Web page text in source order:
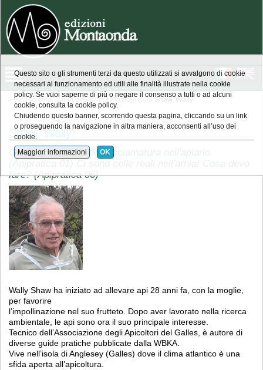
» Elenco degli autori di Edizioni Montaonda » Shaw, Wally
Shaw, Wally
Guida al controllo della sciamatura nell'apiario
fare? (Apipratica 06)
Wally Shaw ha iniziato ad allevare api 28 anni fa, con la moglie,
per favorire
l’impollinazione nel suo frutteto. Dopo aver lavorato nella ricerca
ambientale, le api sono ora il suo principale interesse.
Tecnico dell’Associazione degli Apicoltori del Galles, è autore di
diverse guide pratiche pubblicate dalla WBKA.
Vive nell’isola di Anglesey (Galles) dove il clima atlantico è una
sfida aperta all’apicoltura.
Questo sito o gli strumenti terzi da questo utilizzati si avvalgono di cookie
necessari al funzionamento ed utili alle finalità illustrate nella cookie
policy. Se vuoi saperne di più o negare il consenso a tutti o ad alcuni
cookie, consulta la cookie policy.
Chiudendo questo banner, scorrendo questa pagina, cliccando su un link
o proseguendo la navigazione in altra maniera, acconsenti all’uso dei
cookie.
Maggiori informazioni OK